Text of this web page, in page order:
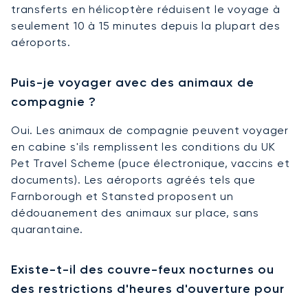
transferts en hélicoptère réduisent le voyage à
seulement 10 à 15 minutes depuis la plupart des
aéroports.
Puis-je voyager avec des animaux de
compagnie ?
Oui. Les animaux de compagnie peuvent voyager
en cabine s'ils remplissent les conditions du UK
Pet Travel Scheme (puce électronique, vaccins et
documents). Les aéroports agréés tels que
Farnborough et Stansted proposent un
dédouanement des animaux sur place, sans
quarantaine.
Existe-t-il des couvre-feux nocturnes ou
des restrictions d'heures d'ouverture pour